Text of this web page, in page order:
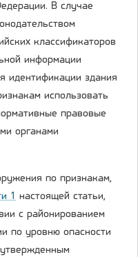
В случае
классификаторов
информации
идентификации здания
использовать
правовые
органами
по признакам,
1 настоящей статьи,
с районированием
по уровню опасности